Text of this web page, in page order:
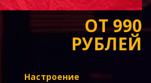
ОТ 990
РУБЛЕЙ
Настроение